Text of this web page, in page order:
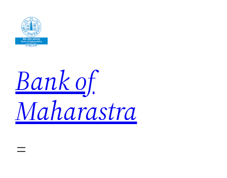
content
Bank of
Maharastra